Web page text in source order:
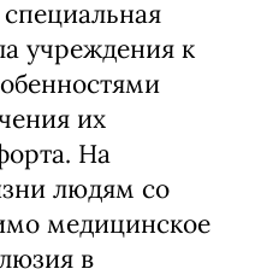
учреждения к
их
На
людям со
медицинское
в